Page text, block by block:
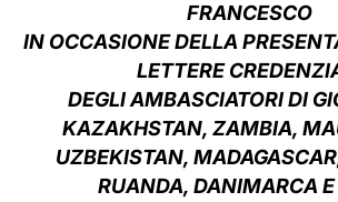
FRANCESCO
IN OCCASIONE DELLA
LETTERE
DEGLI AMBASCIATORI DI
KAZAKHSTAN, ZAMBIA,
UZBEKISTAN,
RUANDA, DANIMARCA